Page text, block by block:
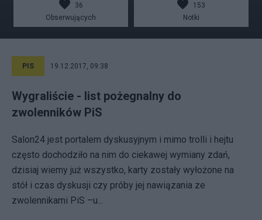
36
Obserwujących
153
Notki
PIS 19.12.2017, 09:38
Wygraliście - list pożegnalny do
zwolenników PiS
Salon24 jest portalem dyskusyjnym i mimo trolli i hejtu
często dochodziło na nim do ciekawej wymiany zdań,
dzisiaj wiemy już wszystko, karty zostały wyłożone na
stół i czas dyskusji czy próby jej nawiązania ze
zwolennikami PiS –u...